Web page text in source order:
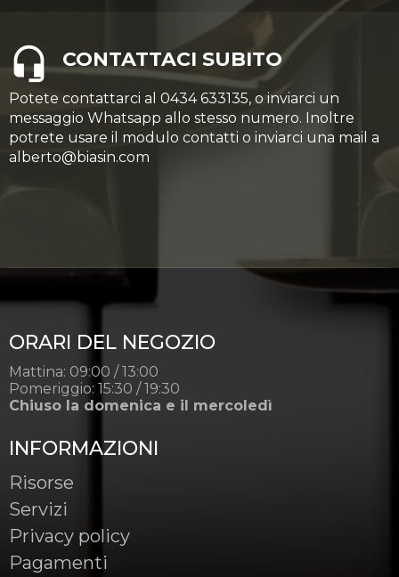
CONTATTACI SUBITO
Potete contattarci al 0434 633135, o inviarci un
messaggio Whatsapp allo stesso numero. Inoltre
potrete usare il modulo contatti o inviarci una mail a
alberto@biasin.com
ORARI DEL NEGOZIO
Mattina: 09:00 / 13:00
Pomeriggio: 15:30 / 19:30
Chiuso la domenica e il mercoledì
INFORMAZIONI
Risorse
Servizi
Privacy policy
Pagamenti